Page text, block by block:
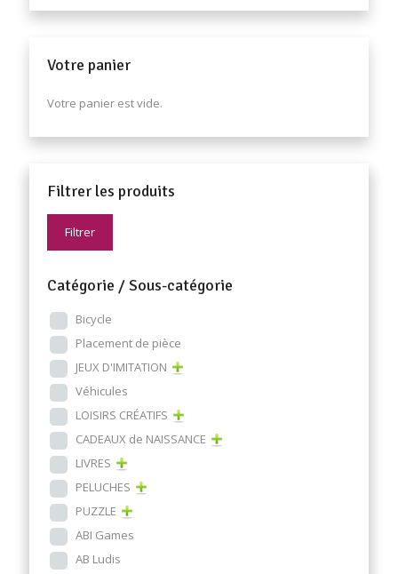
Votre panier
Votre panier est vide.
Filtrer les produits
Filtrer
Catégorie / Sous-catégorie
Bicycle
Placement de pièce
JEUX D'IMITATION
Véhicules
LOISIRS CRÉATIFS
CADEAUX de NAISSANCE
LIVRES
PELUCHES
PUZZLE
ABI Games
AB Ludis